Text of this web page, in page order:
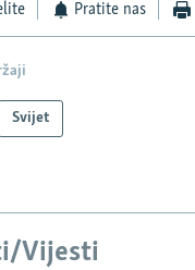
Pratite nas
Svijet
Vijesti